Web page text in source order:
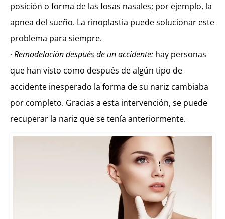
posición o forma de las fosas nasales; por ejemplo, la
apnea del sueño. La rinoplastia puede solucionar este
problema para siempre.
· Remodelación después de un accidente: hay personas
que han visto como después de algún tipo de
accidente inesperado la forma de su nariz cambiaba
por completo. Gracias a esta intervención, se puede
recuperar la nariz que se tenía anteriormente.